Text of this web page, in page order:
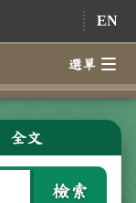
EN
選單
全文
檢索